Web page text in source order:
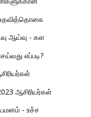
உதவித்தொகை
ஆய்வு - கள
எப்படி?
ஆசிரியர்கள்
- உச்ச